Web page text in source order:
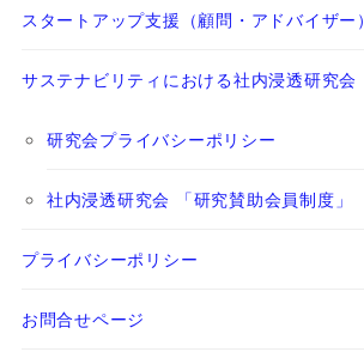
スタートアップ支援（顧問・アドバイザー）
サステナビリティにおける社内浸透研究会
研究会プライバシーポリシー
社内浸透研究会 「研究賛助会員制度」
プライバシーポリシー
お問合せページ